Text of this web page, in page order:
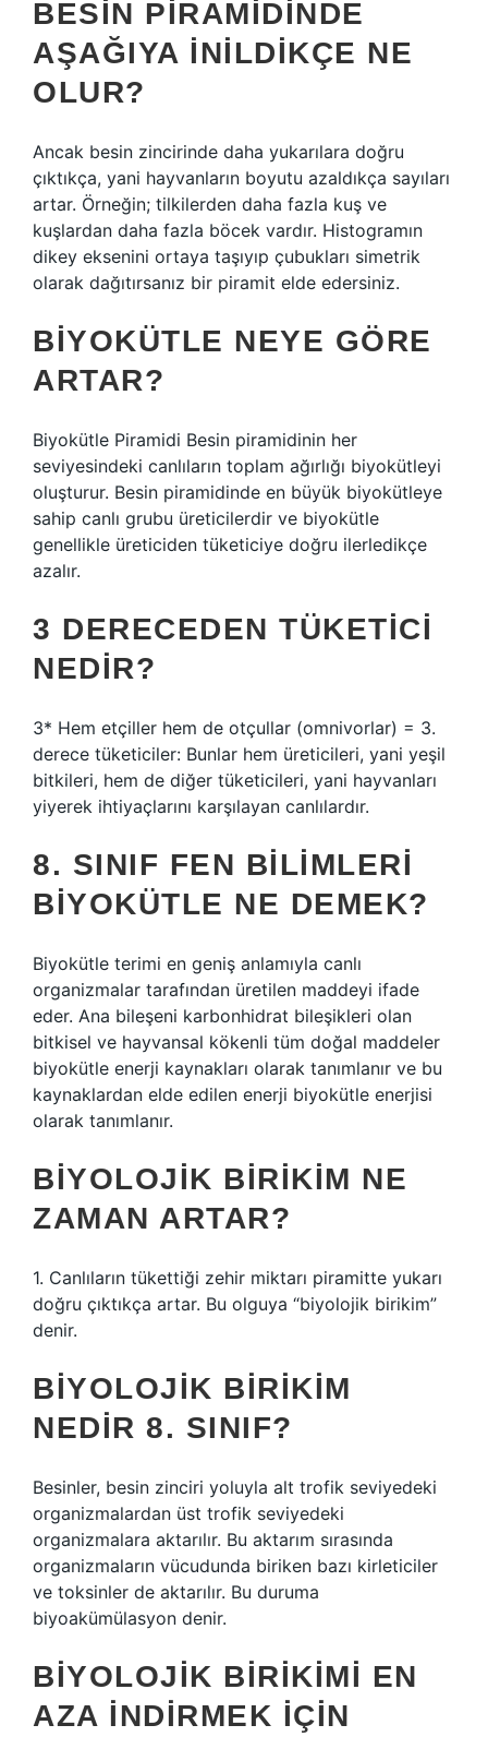
BESIN PIRAMIDINDE
AŞAĞIYA INILDIKÇE NE
OLUR?
Ancak besin zincirinde daha yukarılara doğru
çıktıkça, yani hayvanların boyutu azaldıkça sayıları
artar. Örneğin; tilkilerden daha fazla kuş ve
kuşlardan daha fazla böcek vardır. Histogramın
dikey eksenini ortaya taşıyıp çubukları simetrik
olarak dağıtırsanız bir piramit elde edersiniz.
BIYOKÜTLE NEYE GÖRE
ARTAR?
Biyokütle Piramidi Besin piramidinin her
seviyesindeki canlıların toplam ağırlığı biyokütleyi
oluşturur. Besin piramidinde en büyük biyokütleye
sahip canlı grubu üreticilerdir ve biyokütle
genellikle üreticiden tüketiciye doğru ilerledikçe
azalır.
3 DERECEDEN TÜKETICI
NEDIR?
3* Hem etçiller hem de otçullar (omnivorlar) = 3.
derece tüketiciler: Bunlar hem üreticileri, yani yeşil
bitkileri, hem de diğer tüketicileri, yani hayvanları
yiyerek ihtiyaçlarını karşılayan canlılardır.
8. SINIF FEN BILIMLERI
BIYOKÜTLE NE DEMEK?
Biyokütle terimi en geniş anlamıyla canlı
organizmalar tarafından üretilen maddeyi ifade
eder. Ana bileşeni karbonhidrat bileşikleri olan
bitkisel ve hayvansal kökenli tüm doğal maddeler
biyokütle enerji kaynakları olarak tanımlanır ve bu
kaynaklardan elde edilen enerji biyokütle enerjisi
olarak tanımlanır.
BIYOLOJIK BIRIKIM NE
ZAMAN ARTAR?
1. Canlıların tükettiği zehir miktarı piramitte yukarı
doğru çıktıkça artar. Bu olguya “biyolojik birikim”
denir.
BIYOLOJIK BIRIKIM
NEDIR 8. SINIF?
Besinler, besin zinciri yoluyla alt trofik seviyedeki
organizmalardan üst trofik seviyedeki
organizmalara aktarılır. Bu aktarım sırasında
organizmaların vücudunda biriken bazı kirleticiler
ve toksinler de aktarılır. Bu duruma
biyoakümülasyon denir.
BIYOLOJIK BIRIKIMI EN
AZA INDIRMEK IÇIN